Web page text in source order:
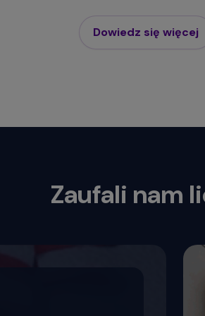
Dowiedz się więcej
Zaufali nam